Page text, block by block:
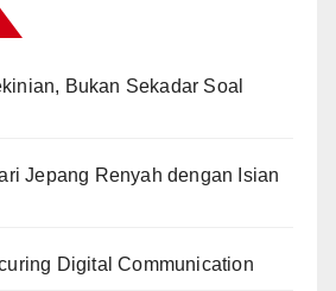
Bukan Sekadar Soal
Jepang Renyah dengan Isian
Digital Communication